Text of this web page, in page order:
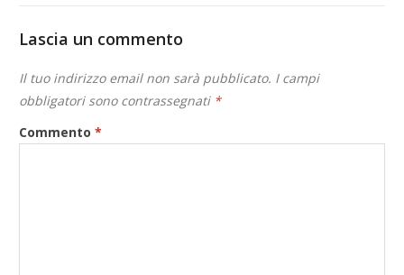
Lascia un commento
Il tuo indirizzo email non sarà pubblicato. I campi
obbligatori sono contrassegnati *
Commento*